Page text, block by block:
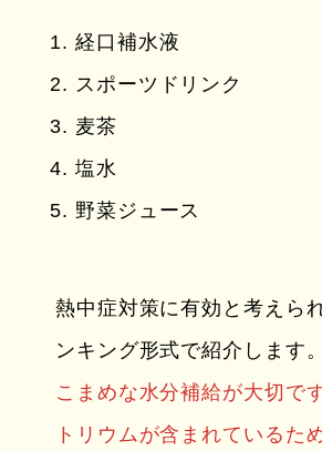
経口補水液
スポーツドリンク
麦茶
塩水
野菜ジュース
熱中症対策に有効と考えら
ンキング形式で紹介します。
こまめな水分補給が大切で
トリウムが含まれているた